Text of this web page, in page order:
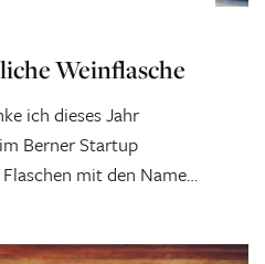
Weinflasche
ich dieses Jahr
Berner Startup
mit den Namen